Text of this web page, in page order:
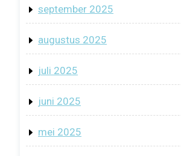
september 2025
augustus 2025
juli 2025
juni 2025
mei 2025